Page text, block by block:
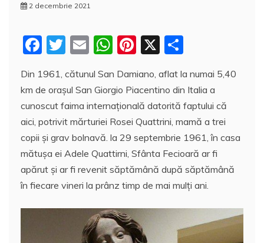
2 decembrie 2021
F
c
e
b
o
o
k
T
w
itt
er
E
ai
l
W
at
s
A
p
p
Pi
er
e
st
X
rt
aj
e
a
z
ă
Din 1961, cătunul San Damiano, aflat la numai 5,40
km de orașul San Giorgio Piacentino din Italia a
cunoscut faima internațională datorită faptului că
aici, potrivit mărturiei Rosei Quattrini, mamă a trei
copii şi grav bolnavă. la 29 septembrie 1961, în casa
mătușa ei Adele Quattirni, Sfânta Fecioară ar fi
apărut și ar fi revenit săptămână după săptămână
în fiecare vineri la prânz timp de mai mulţi ani.